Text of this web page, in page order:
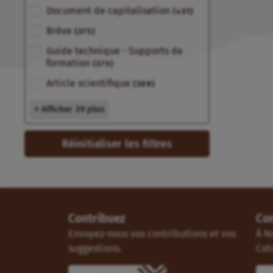
Document de capitalisation (451)
Brève (375)
Guide technique - Supports de
formation (375)
Article scientifique (309)
+ Afficher 39 plus
Réinitialiser les filtres
Contribuez
Envoyez-nous vos contributions et vos
suggestions.
À